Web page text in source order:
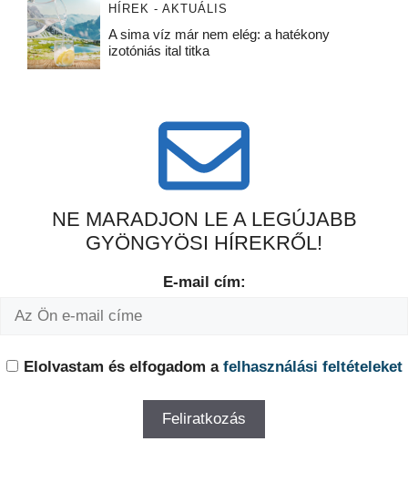
HÍREK - AKTUÁLIS
A sima víz már nem elég: a hatékony
izotóniás ital titka
NE MARADJON LE A LEGÚJABB
GYÖNGYÖSI HÍREKRŐL!
E-mail cím:
Elolvastam és elfogadom a felhasználási feltételeket